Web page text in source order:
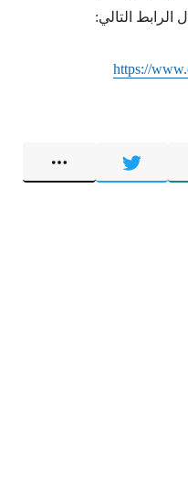
الرابط التالي:
https://